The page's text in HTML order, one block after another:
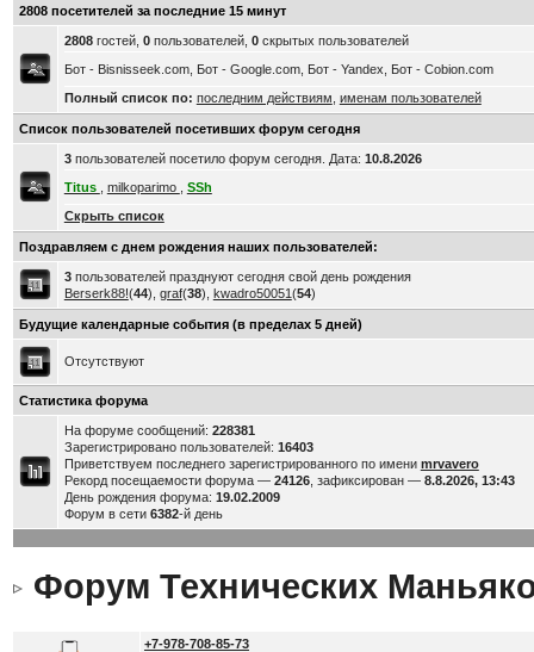
2808 посетителей за последние 15 минут
2808гостей, 0пользователей, 0скрытых пользователей
Бот - Bisnisseek.com, Бот - Google.com, Бот - Yandex, Бот - Cobion.com
Полный список по: последним действиям именам пользователей
Список пользователей посетивших форум сегодня
3пользователей посетило форум сегодня. Дата: 10.8.2026
Titus
milkoparimo
SSh
Скрыть список
Поздравляем с днем рождения наших пользователей:
3пользователей празднуют сегодня свой день рождения
Berserk88!(44), graf(38), kwadro50051(54)
Будущие календарные события (в пределах 5 дней)
Отсутствуют
Статистика форума
На форуме сообщений: 228381
Зарегистрировано пользователей: 16403
Приветствуем последнего зарегистрированного по имени mrvavero
Рекорд посещаемости форума — 24126, зафиксирован — 8.8.2026, 13:43
День рождения форума: 19.02.2009
Форум в сети 6382-й день
Форум Технических
+7-978-708-85-73